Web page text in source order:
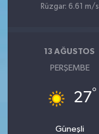
Rüzgar: 6.61 m/s
13 AĞUSTOS
PERŞEMBE
27°
Güneşli